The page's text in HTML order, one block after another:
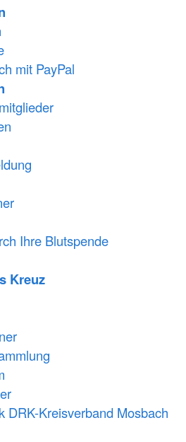
mit PayPal
Ihre Blutspende
Kreuz
DRK-Kreisverband Mosbach